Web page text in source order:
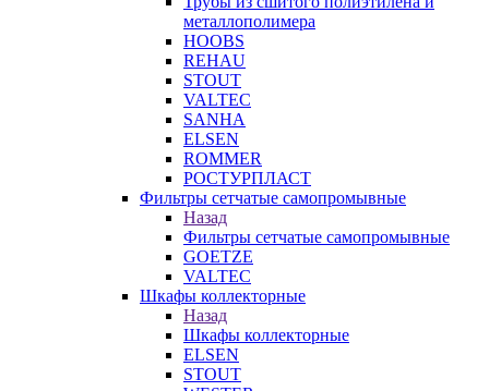
металлополимера
HOOBS
REHAU
STOUT
VALTEC
SANHA
ELSEN
ROMMER
РОСТУРПЛАСТ
Фильтры сетчатые самопромывные
Назад
Фильтры сетчатые самопромывные
GOETZE
VALTEC
Шкафы коллекторные
Назад
Шкафы коллекторные
ELSEN
STOUT